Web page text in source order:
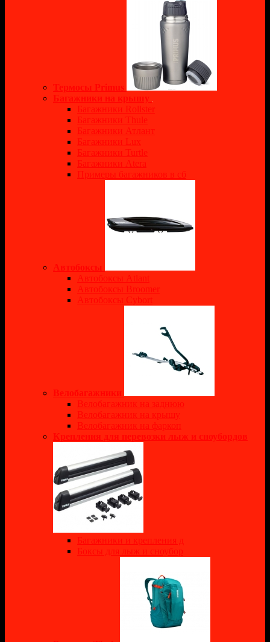
Термосы Primus
Багажники на крышу
Багажники Rollster
Багажники Thule
Багажники Атлант
Багажники Lux
Багажники Turtle
Багажники Atera
Примеры багажников в сб
Автобоксы
Автобоксы Atlant
Автобоксы Broomer
Автобоксы Cybort
Велобагажники
Велобагажник на заднюю
Велобагажник на крышу
Велобагажник на фаркоп
Крепления для перевозки лыж и сноубордов
Багажники и крепления д
Боксы для лыж и сноубор